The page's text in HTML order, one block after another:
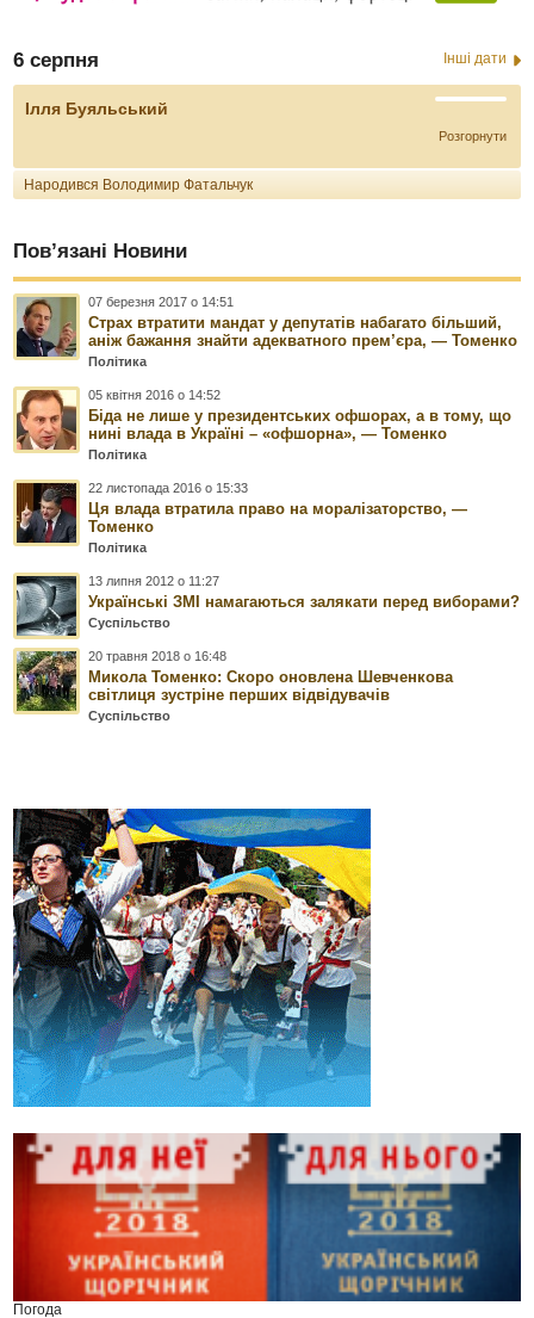
6 серпня Інші дати
Ілля Буяльський
Розгорнути
Народився Володимир Фатальчук
Пов’язані Новини
07 березня 2017 о 14:51
Страх втратити мандат у депутатів набагато більший,
аніж бажання знайти адекватного прем’єра, — Томенко
Політика
05 квітня 2016 о 14:52
Біда не лише у президентських офшорах, а в тому, що
нині влада в Україні – «офшорна», — Томенко
Політика
22 листопада 2016 о 15:33
Ця влада втратила право на моралізаторство, —
Томенко
Політика
13 липня 2012 о 11:27
Українські ЗМІ намагаються залякати перед виборами?
Суспільство
20 травня 2018 о 16:48
Микола Томенко: Скоро оновлена Шевченкова
світлиця зустріне перших відвідувачів
Суспільство
Погода